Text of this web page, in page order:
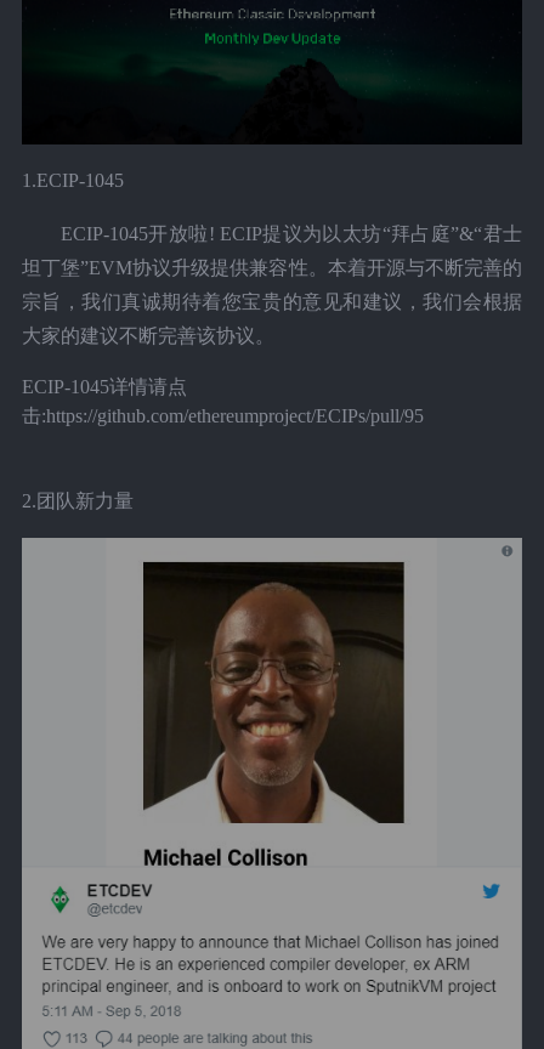
1.ECIP-1045
ECIP-1045开放啦! ECIP提议为以太坊“拜占庭”&“君士
坦丁堡”EVM协议升级提供兼容性。本着开源与不断完善的
宗旨，我们真诚期待着您宝贵的意见和建议，我们会根据
大家的建议不断完善该协议。
ECIP-1045详情请点
击:https://github.com/ethereumproject/ECIPs/pull/95
2.团队新力量